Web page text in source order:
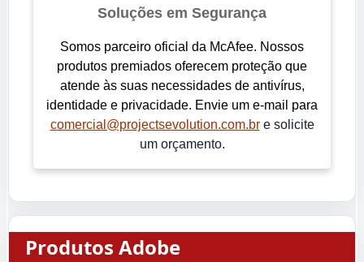
Soluções em Segurança
Somos parceiro oficial da McAfee. Nossos
produtos premiados oferecem proteção que
atende às suas necessidades de antivírus,
identidade e privacidade. Envie um e-mail para
comercial@projectsevolution.com.bre solicite
um orçamento.
Produtos Adobe